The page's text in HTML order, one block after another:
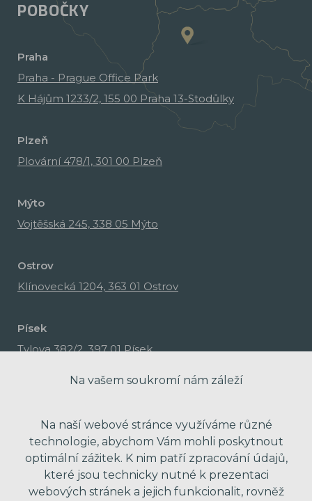
POBOČKY
Praha
Praha - Prague Office Park
K Hájům 1233/2, 155 00 Praha 13-Stodůlky
Plzeň
Plovární 478/1, 301 00 Plzeň
Mýto
Vojtěšská 245, 338 05 Mýto
Ostrov
Klínovecká 1204, 363 01 Ostrov
Písek
Tylova 382/2, 397 01 Písek
Na vašem soukromí nám záleží
Na naší webové stránce využíváme různé
technologie, abychom Vám mohli poskytnout
optimální zážitek. K nim patří zpracování údajů,
které jsou technicky nutné k prezentaci
webových stránek a jejich funkcionalit, rovněž